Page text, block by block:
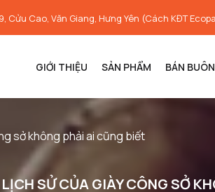
Cửu Cao, Văn Giang, Hưng Yên (Cách KĐT
GIỚI THIỆU SẢN PHẨM BÁN
sở không phải ai cũng biết
SỬ CỦA GIÀY CÔNG SỞ